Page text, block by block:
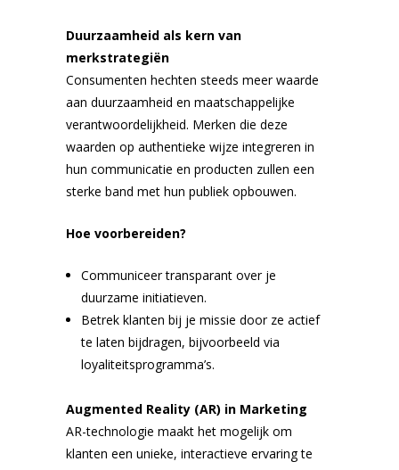
Duurzaamheid als kern van
merkstrategiën
Consumenten hechten steeds meer waarde
aan duurzaamheid en maatschappelijke
verantwoordelijkheid. Merken die deze
waarden op authentieke wijze integreren in
hun communicatie en producten zullen een
sterke band met hun publiek opbouwen.
Hoe voorbereiden?
Communiceer transparant over je
duurzame initiatieven.
Betrek klanten bij je missie door ze actief
te laten bijdragen, bijvoorbeeld via
loyaliteitsprogramma’s.
Augmented Reality (AR) in Marketing
AR-technologie maakt het mogelijk om
klanten een unieke, interactieve ervaring te